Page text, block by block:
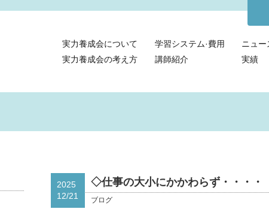
実力養成会について 学習システム·費用
ニュー
実力養成会の考え方
講師紹介 実績
2025
12/21
◇仕事の大小にかかわらず・・・・
ブログ